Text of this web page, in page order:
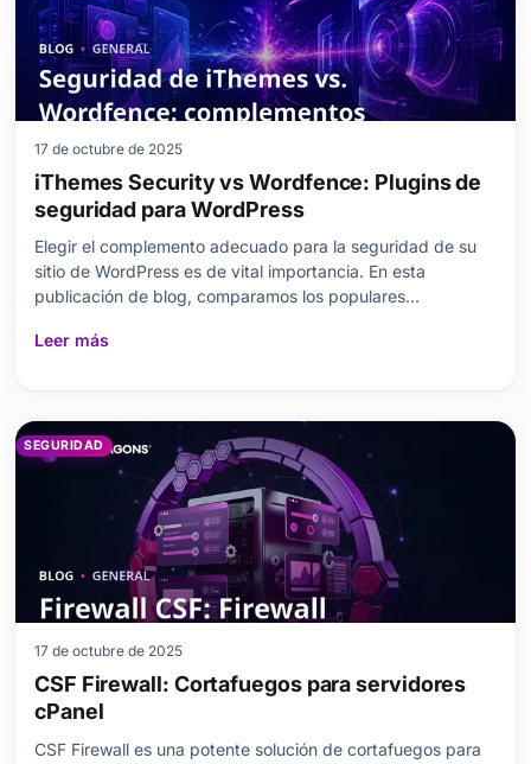
17 de octubre de 2025
iThemes Security vs Wordfence: Plugins de
seguridad para WordPress
Elegir el complemento adecuado para la seguridad de su
sitio de WordPress es de vital importancia. En esta
publicación de blog, comparamos los populares
Wordfence. Primero abordamos por qué son importantes
Leer más
SEGURIDAD
17 de octubre de 2025
CSF Firewall: Cortafuegos para servidores
cPanel
CSF Firewall es una potente solución de cortafuegos para